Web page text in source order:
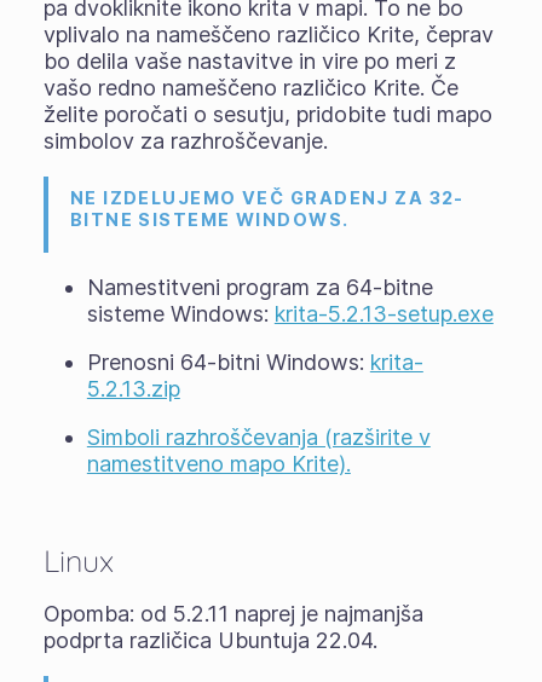
pa dvokliknite ikono krita v mapi. To ne bo
vplivalo na nameščeno različico Krite, čeprav
bo delila vaše nastavitve in vire po meri z
vašo redno nameščeno različico Krite. Če
želite poročati o sesutju, pridobite tudi mapo
simbolov za razhroščevanje.
NE IZDELUJEMO VEČ GRADENJ ZA 32-
BITNE SISTEME WINDOWS.
Namestitveni program za 64-bitne
sisteme Windows: krita-5.2.13-setup.exe
Prenosni 64-bitni Windows: krita-
5.2.13.zip
Simboli razhroščevanja (razširite v
namestitveno mapo Krite).
Linux
Opomba: od 5.2.11 naprej je najmanjša
podprta različica Ubuntuja 22.04.